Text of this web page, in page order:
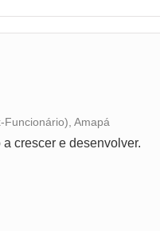
com a vida familiar
Funcionário), Amapá
crescer e desenvolver.